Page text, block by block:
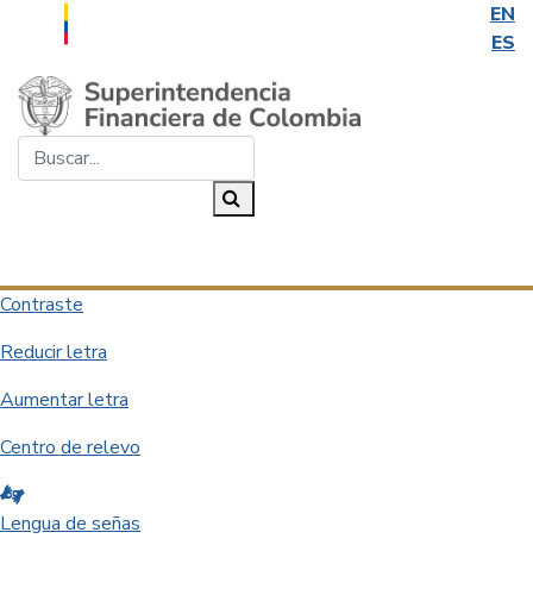
EN
ES
Saltar al contenido principal
Contraste
Reducir letra
Aumentar letra
Centro de relevo
Lengua de señas